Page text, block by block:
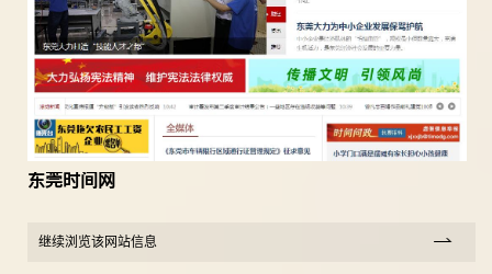
东莞时间网
继续浏览该网站信息